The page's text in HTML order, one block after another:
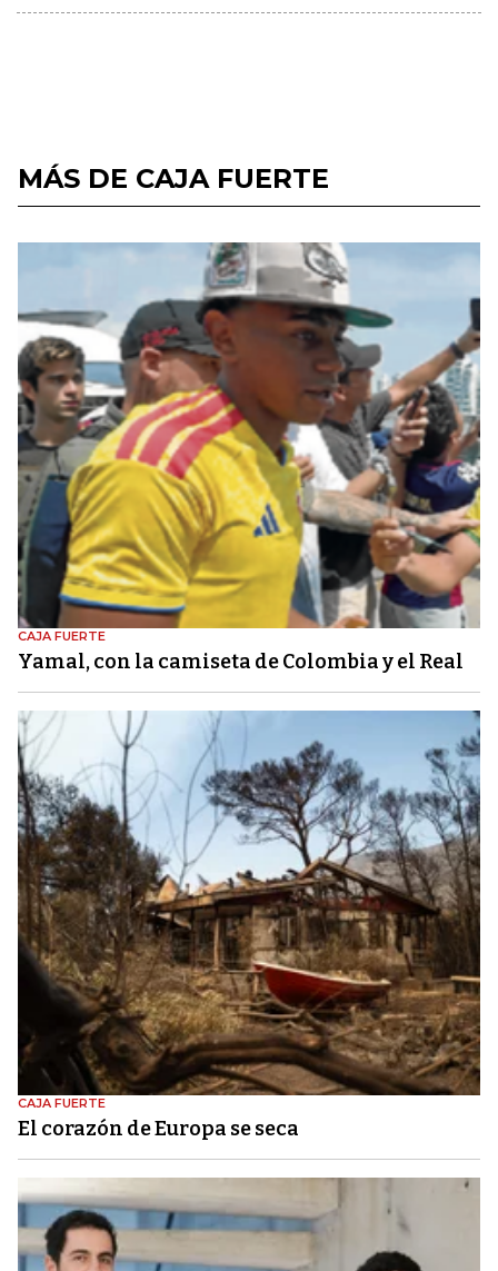
MÁS DE CAJA FUERTE
CAJA FUERTE
Yamal, con la camiseta de Colombia y el Real
CAJA FUERTE
El corazón de Europa se seca